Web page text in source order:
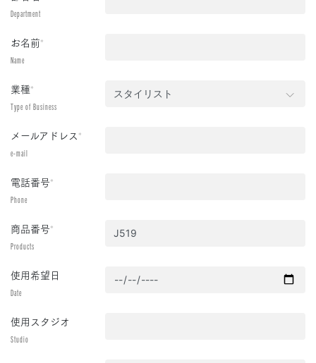
Department
お名前*
Name
業種*
Type of Business
メールアドレス*
e-mail
電話番号*
Phone
商品番号*
Products
使用希望日
Date
使用スタジオ
Studio